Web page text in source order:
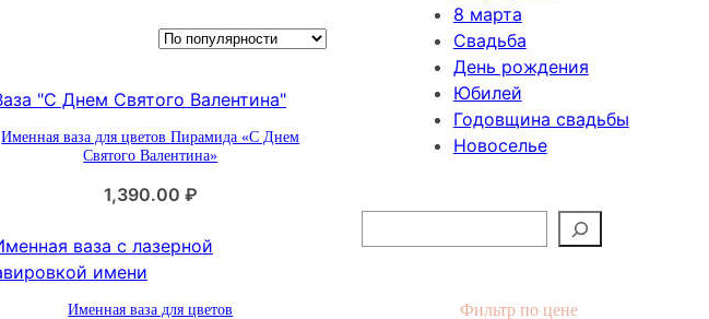
Именная ваза для цветов Пирамида «С Днем
Святого Валентина»
1,390.00 ₽
Именная ваза для цветов
8 марта
Свадьба
День рождения
Юбилей
Годовщина свадьбы
Новоселье
о
Фильтр по цене